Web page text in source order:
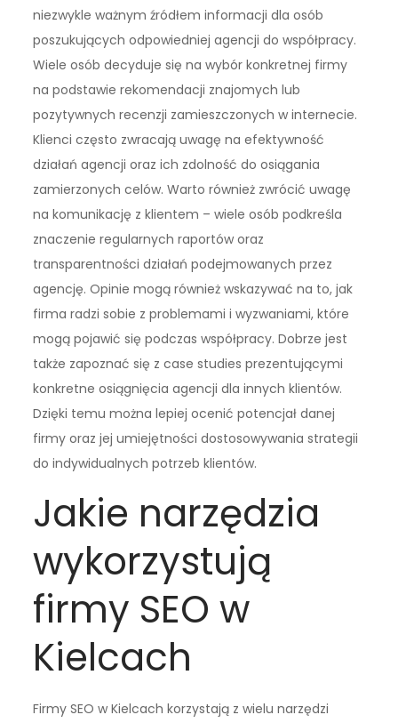
niezwykle ważnym źródłem informacji dla osób
poszukujących odpowiedniej agencji do współpracy.
Wiele osób decyduje się na wybór konkretnej firmy
na podstawie rekomendacji znajomych lub
pozytywnych recenzji zamieszczonych w internecie.
Klienci często zwracają uwagę na efektywność
działań agencji oraz ich zdolność do osiągania
zamierzonych celów. Warto również zwrócić uwagę
na komunikację z klientem – wiele osób podkreśla
znaczenie regularnych raportów oraz
transparentności działań podejmowanych przez
agencję. Opinie mogą również wskazywać na to, jak
firma radzi sobie z problemami i wyzwaniami, które
mogą pojawić się podczas współpracy. Dobrze jest
także zapoznać się z case studies prezentującymi
konkretne osiągnięcia agencji dla innych klientów.
Dzięki temu można lepiej ocenić potencjał danej
firmy oraz jej umiejętności dostosowywania strategii
do indywidualnych potrzeb klientów.
Jakie narzędzia
wykorzystują
firmy SEO w
Kielcach
Firmy SEO w Kielcach korzystają z wielu narzędzi